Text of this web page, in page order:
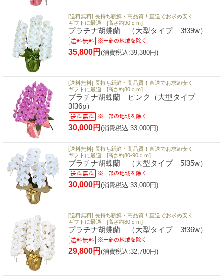
[送料無料] 長持ち新鮮・高品質！直送でお求め安く
ギフトに最適 [高さ約90ｃｍ]
プラチナ胡蝶蘭 （大型タイプ 3f39w）
35,800円 (消費税込:39,380円)
[送料無料] 長持ち新鮮・高品質！直送でお求め安く
ギフトに最適 [高さ約80ｃｍ]
プラチナ胡蝶蘭 ピンク（大型タイプ
3f36p）
30,000円 (消費税込:33,000円)
[送料無料] 長持ち新鮮・高品質！直送でお求め安く
ギフトに最適 [高さ約80-90ｃｍ]
プラチナ胡蝶蘭 （大型タイプ 5f35w）
30,000円 (消費税込:33,000円)
[送料無料] 長持ち新鮮・高品質！直送でお求め安く
ギフトに最適 [高さ約80ｃｍ]
プラチナ胡蝶蘭 （大型タイプ 3f36w）
29,800円 (消費税込:32,780円)